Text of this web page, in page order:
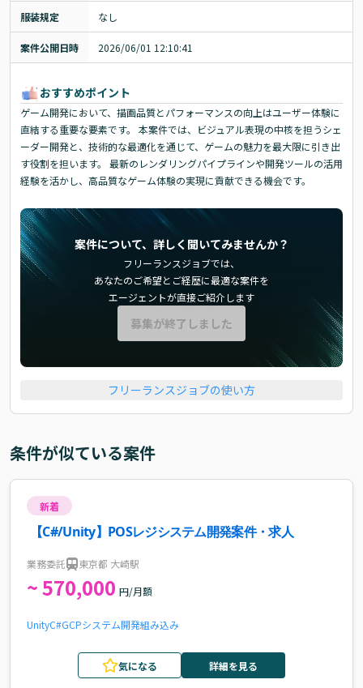
服装規定 なし
案件公開日時 2026/06/01 12:10:41
おすすめポイント
ゲーム開発において、描画品質とパフォーマンスの向上はユーザー体験に
直結する重要な要素です。 本案件では、ビジュアル表現の中核を担うシェ
ーダー開発と、技術的な最適化を通じて、ゲームの魅力を最大限に引き出
す役割を担います。 最新のレンダリングパイプラインや開発ツールの活用
経験を活かし、高品質なゲーム体験の実現に貢献できる機会です。
案件について、詳しく聞いてみませんか？
フリーランスジョブでは、
あなたのご希望とご経歴に最適な案件を
エージェントが直接ご紹介します
募集が終了しました
フリーランスジョブの使い方
条件が似ている案件
新着
【C#/Unity】POSレジシステム開発案件・求人
業務委託 東京都 大崎駅
~ 570,000 円/月額
UnityC#GCPシステム開発組み込み
気になる 詳細を見る